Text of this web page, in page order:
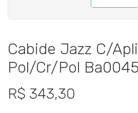
Cabide Jazz C/
Pol/Cr/Pol
R$ 343,30